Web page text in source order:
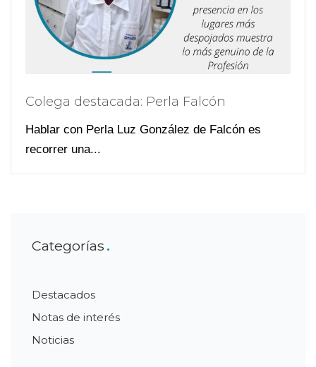
Colega destacada: Perla Falcón
Hablar con Perla Luz González de Falcón es
recorrer una...
Categorías
Destacados
Notas de interés
Noticias